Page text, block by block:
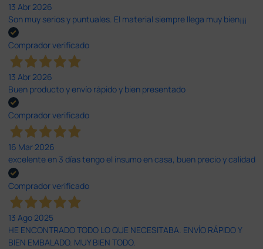
13 Abr 2026
Son muy serios y puntuales. El material siempre llega muy bien¡¡¡
Comprador verificado
13 Abr 2026
Buen producto y envío rápido y bien presentado
Comprador verificado
16 Mar 2026
excelente en 3 días tengo el insumo en casa, buen precio y calidad
Comprador verificado
13 Ago 2025
HE ENCONTRADO TODO LO QUE NECESITABA. ENVÍO RÁPIDO Y
BIEN EMBALADO. MUY BIEN TODO.